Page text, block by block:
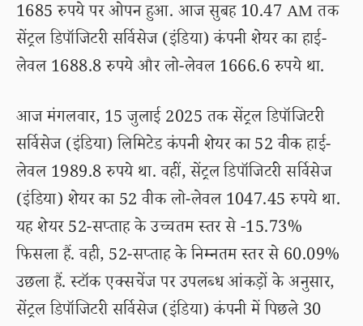
1685 रुपये पर ओपन हुआ. आज सुबह 10.47 AM तक
सेंट्रल डिपॉजिटरी सर्विसेज (इंडिया) कंपनी शेयर का हाई-
लेवल 1688.8 रुपये और लो-लेवल 1666.6 रुपये था.
आज मंगलवार, 15 जुलाई 2025 तक सेंट्रल डिपॉजिटरी
सर्विसेज (इंडिया) लिमिटेड कंपनी शेयर का 52 वीक हाई-
लेवल 1989.8 रुपये था. वहीं, सेंट्रल डिपॉजिटरी सर्विसेज
(इंडिया) शेयर का 52 वीक लो-लेवल 1047.45 रुपये था.
यह शेयर 52-सप्ताह के उच्चतम स्तर से -15.73%
फिसला हैं. वही, 52-सप्ताह के निम्नतम स्तर से 60.09%
उछला हैं. स्टॉक एक्सचेंज पर उपलब्ध आंकड़ों के अनुसार,
सेंट्रल डिपॉजिटरी सर्विसेज (इंडिया) कंपनी में पिछले 30